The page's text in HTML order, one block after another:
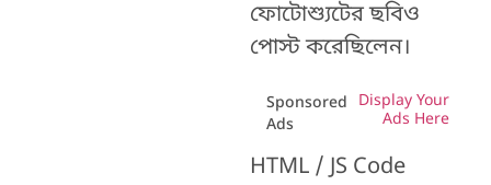
ফোটোশ্যুটের ছবিও
পোস্ট করেছিলেন।
Sponsored
Ads
Display Your
Ads Here
HTML / JS Code